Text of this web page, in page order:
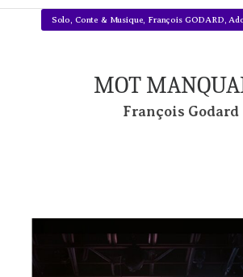
Solo Conte & Musique François GODARD
MOT
François Godard